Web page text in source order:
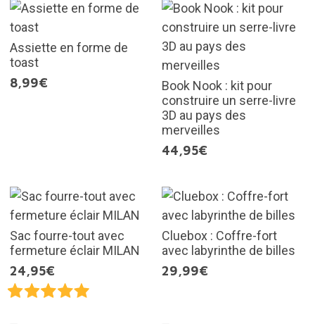
Assiette en forme de
toast
8,99€
Book Nook : kit pour
construire un serre-livre
3D au pays des
merveilles
44,95€
Sac fourre-tout avec
fermeture éclair MILAN
24,95€
Cluebox : Coffre-fort
avec labyrinthe de billes
29,99€